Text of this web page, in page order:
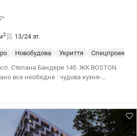
*
2 13/24 эт.
Новобудова Укриття Спецпроект
Степана Бандери 14б. ЖК BOSTON
все необхідне : чудова кухня-